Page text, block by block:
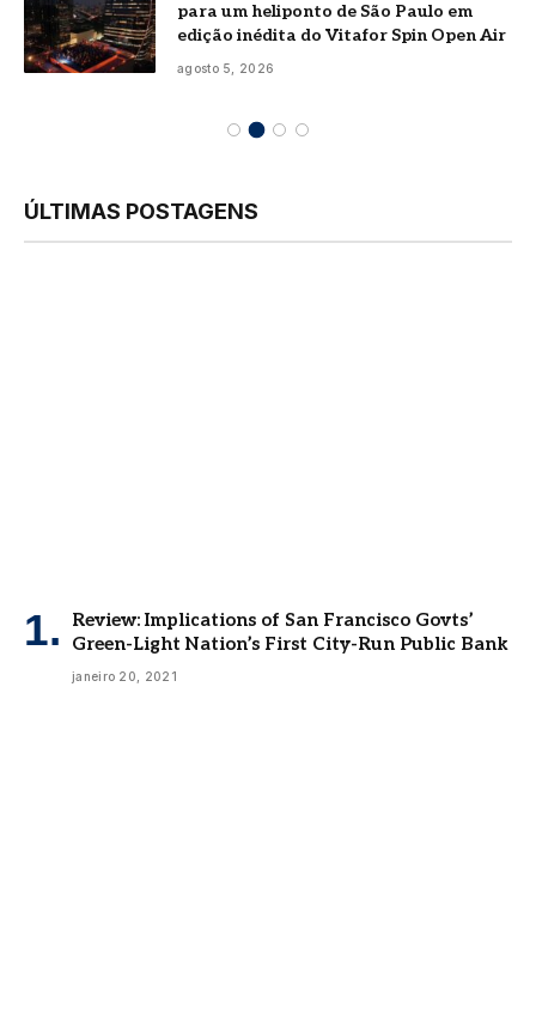
para um heliponto de São Paulo em
edição inédita do Vitafor Spin Open Air
agosto 5, 2026
ÚLTIMAS POSTAGENS
Review: Implications of San Francisco Govts’
Green-Light Nation’s First City-Run Public Bank
janeiro 20, 2021